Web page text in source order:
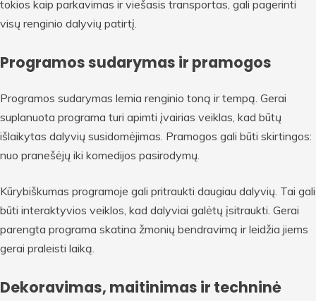
tokios kaip parkavimas ir viešasis transportas, gali pagerinti
visų renginio dalyvių patirtį.
Programos sudarymas ir pramogos
Programos sudarymas lemia renginio toną ir tempą. Gerai
suplanuota programa turi apimti įvairias veiklas, kad būtų
išlaikytas dalyvių susidomėjimas. Pramogos gali būti skirtingos:
nuo pranešėjų iki komedijos pasirodymų.
Kūrybiškumas programoje gali pritraukti daugiau dalyvių. Tai gali
būti interaktyvios veiklos, kad dalyviai galėtų įsitraukti. Gerai
parengta programa skatina žmonių bendravimą ir leidžia jiems
gerai praleisti laiką.
Dekoravimas, maitinimas ir techninė